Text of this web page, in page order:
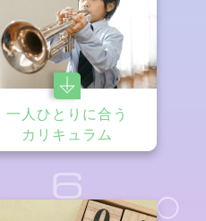
一人ひとりに合う
カリキュラム
6